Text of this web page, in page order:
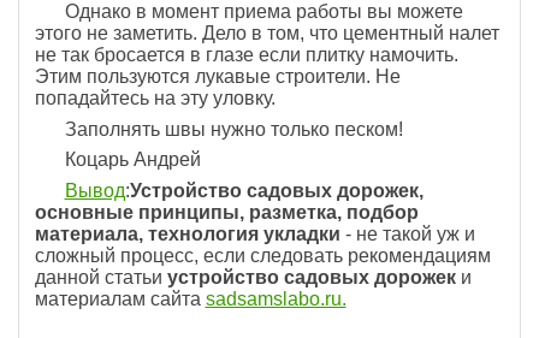
Однако в момент приема работы вы можете
этого не заметить. Дело в том, что цементный налет
не так бросается в глазе если плитку намочить.
Этим пользуются лукавые строители. Не
попадайтесь на эту уловку.
Заполнять швы нужно только песком!
Коцарь Андрей
Вывод:Устройство садовых дорожек,
основные принципы, разметка, подбор
материала, технология укладки - не такой уж и
сложный процесс, если следовать рекомендациям
данной статьи устройство садовых дорожеки
материалам сайта sadsamslabo.ru.